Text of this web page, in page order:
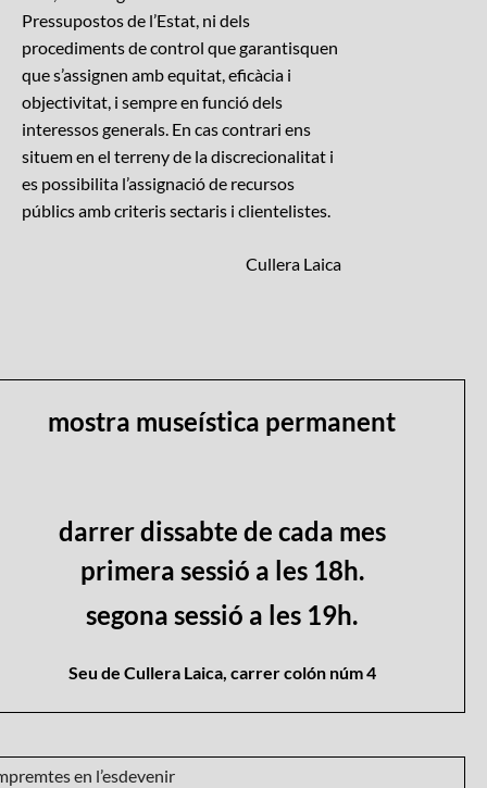
Pressupostos de l’Estat, ni dels
procediments de control que garantisquen
que s’assignen amb equitat, eficàcia i
objectivitat, i sempre en funció dels
interessos generals. En cas contrari ens
situem en el terreny de la discrecionalitat i
es possibilita l’assignació de recursos
públics amb criteris sectaris i clientelistes.
Cullera Laica
mostra museística permanent
darrer dissabte de cada mes
primera sessió a les 18h.
segona sessió a les 19h.
Seu de Cullera Laica, carrer colón núm 4
en l’esdevenir